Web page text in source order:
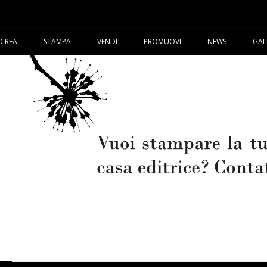
CREA STAMPA VENDI PROMUOVI NEWS